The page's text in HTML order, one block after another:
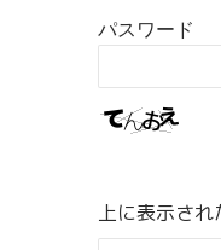
パスワード
上に表示され